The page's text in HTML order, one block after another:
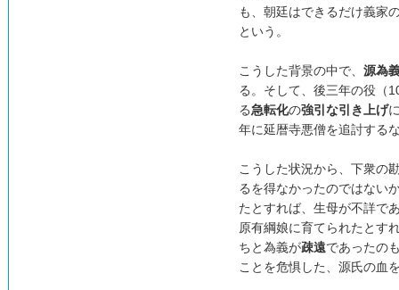
も、朝廷はできるだけ義家
という。
こうした背景の中で、 源為
る。そして、後三年の役（
る急転化の強引な引き上げ
年に延暦寺悪僧を追討する
こうした状況から、下衆の
るを得なかったのではない
たとすれば、生母が不詳で
原有綱娘に育てられたとす
ちと為義が疎遠であったの
ことを危惧した、源氏の血